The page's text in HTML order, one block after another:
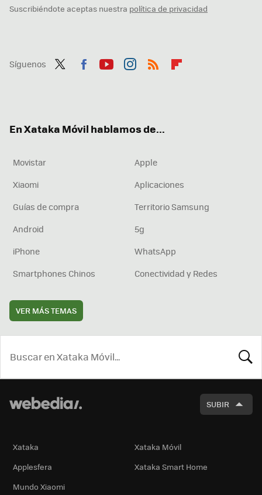
Suscribiéndote aceptas nuestra política de privacidad
Síguenos
En Xataka Móvil hablamos de...
Movistar
Apple
Xiaomi
Aplicaciones
Guías de compra
Territorio Samsung
Android
5g
iPhone
WhatsApp
Smartphones Chinos
Conectividad y Redes
VER MÁS TEMAS
SUBIR
Xataka
Xataka Móvil
Applesfera
Xataka Smart Home
Mundo Xiaomi